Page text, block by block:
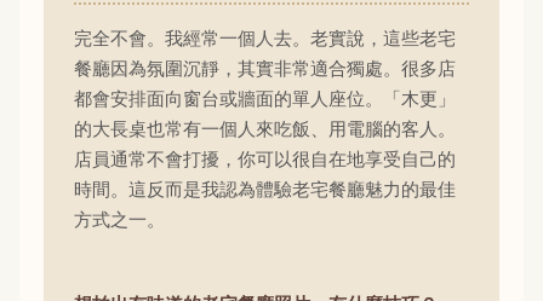
完全不會。我經常一個人去。老實說，這些老宅
餐廳因為氛圍沉靜，其實非常適合獨處。很多店
都會安排面向窗台或牆面的單人座位。「木更」
的大長桌也常有一個人來吃飯、用電腦的客人。
店員通常不會打擾，你可以很自在地享受自己的
時間。這反而是我認為體驗老宅餐廳魅力的最佳
方式之一。